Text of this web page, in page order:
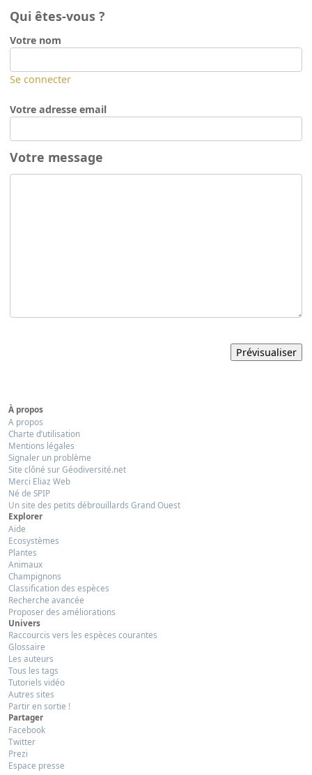
Qui êtes-vous ?
Votre nom
Se connecter
Votre adresse email
Votre message
À propos
A propos
Charte d’utilisation
Mentions légales
Signaler un problème
Site clôné sur Géodiversité.net
Merci Eliaz Web
Né de SPIP
Un site des petits débrouillards Grand Ouest
Explorer
Aide
Ecosystèmes
Plantes
Animaux
Champignons
Classification des espèces
Recherche avancée
Proposer des améliorations
Univers
Raccourcis vers les espèces courantes
Glossaire
Les auteurs
Tous les tags
Tutoriels vidéo
Autres sites
Partir en sortie !
Partager
Facebook
Twitter
Prezi
Espace presse